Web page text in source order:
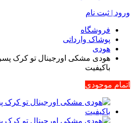
ورود | ثبت نام
فروشگاه
پوشاک وارداتی
هودی
هودی مشکی اورجینال تو کرک
باکیفیت
اتمام موجودی